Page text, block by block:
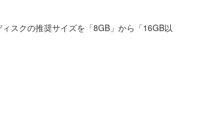
スクの推奨サイズを「8GB」から「16GB以